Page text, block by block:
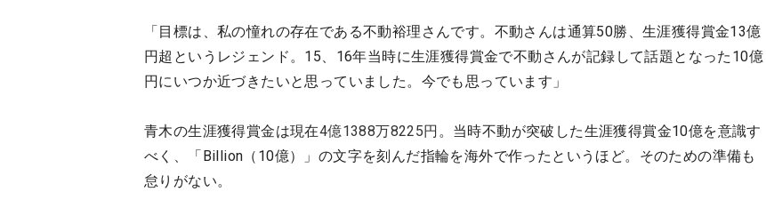
「目標は、私の憧れの存在である不動裕理さんです。不動さんは通算50勝、生涯獲得賞金13億
円超というレジェンド。15、16年当時に生涯獲得賞金で不動さんが記録して話題となった10億
円にいつか近づきたいと思っていました。今でも思っています」
青木の生涯獲得賞金は現在4億1388万8225円 。当時不動が突破した生涯獲得賞金10億を意識す
べく、「Billion（10億）」の文字を刻んだ指輪を海外で作ったというほど。そのための準備も
怠りがない。